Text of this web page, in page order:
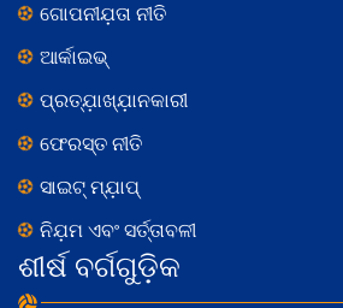
ଗୋପନୀଯ଼ତା ନୀତି
ଆର୍କାଇଭ୍
ପ୍ରତ୍ଯ଼ାଖ୍ଯ଼ାନକାରୀ
ଫେରସ୍ତ ନୀତି
ସାଇଟ୍ ମ୍ଯ଼ାପ୍
ନିଯ଼ମ ଏବଂ ସର୍ତ୍ତାବଳୀ
ଶୀର୍ଷ ବର୍ଗଗୁଡ଼ିକ